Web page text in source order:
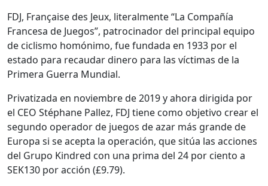
FDJ, Française des Jeux, lit­eral­mente “La Com­pañía
France­sa de Jue­gos”, patroci­nador del prin­ci­pal equipo
de ciclis­mo homón­i­mo, fue fun­da­da en 1933 por el
esta­do para recau­dar dinero para las víc­ti­mas de la
Primera Guer­ra Mundi­al.
Pri­va­ti­za­da en noviem­bre de 2019 y aho­ra dirigi­da por
el CEO Stéphane Pallez, FDJ tiene como obje­ti­vo crear el
segun­do oper­ador de jue­gos de azar más grande de
Europa si se acep­ta la operación, que sitúa las acciones
del Grupo Kin­dred con una pri­ma del 24 por cien­to a
SEK130 por acción (£9.79).